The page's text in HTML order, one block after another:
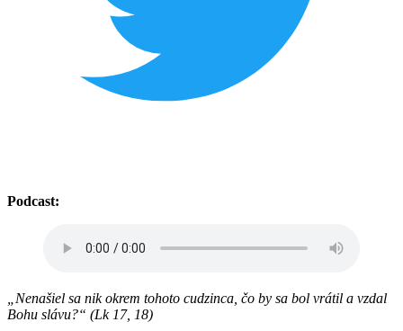
Podcast:
„Nenašiel sa nik okrem tohoto cudzinca, čo by sa bol vrátil a vzdal
Bohu slávu?“ (Lk 17, 18)